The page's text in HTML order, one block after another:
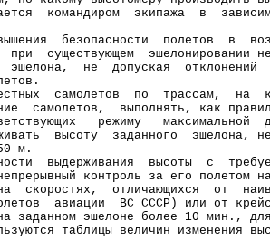
командиром  экипажа  в
безопасности  полетов  в
при  существующем  эшелонировании
эшелона,  не  допуская
самолетов  по  трассам,  на
самолетов,  выполнять, как
режиму   максимальной
высоту  заданного  эшелона,
м.
выдерживания  высоты  с
контроль за его полетом
скоростях,  отличающихся  от
авиации  ВС СССР) или от
заданном эшелоне более 10 мин., для
таблицы величин изменения